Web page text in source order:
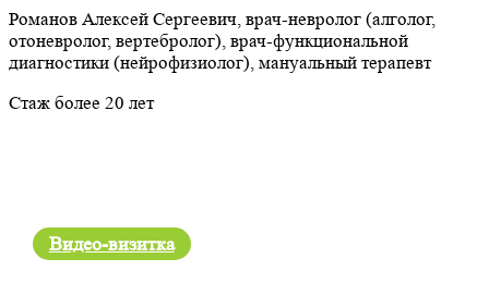
Романов Алексей Сергеевич, врач-невролог (алголог,
отоневролог, вертебролог), врач-функциональной
диагностики (нейрофизиолог), мануальный терапевт
Стаж более 20 лет
Видео-визитка